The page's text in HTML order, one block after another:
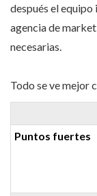
después el
agencia de
necesarias.
Todo se ve mejor
Puntos fuertes